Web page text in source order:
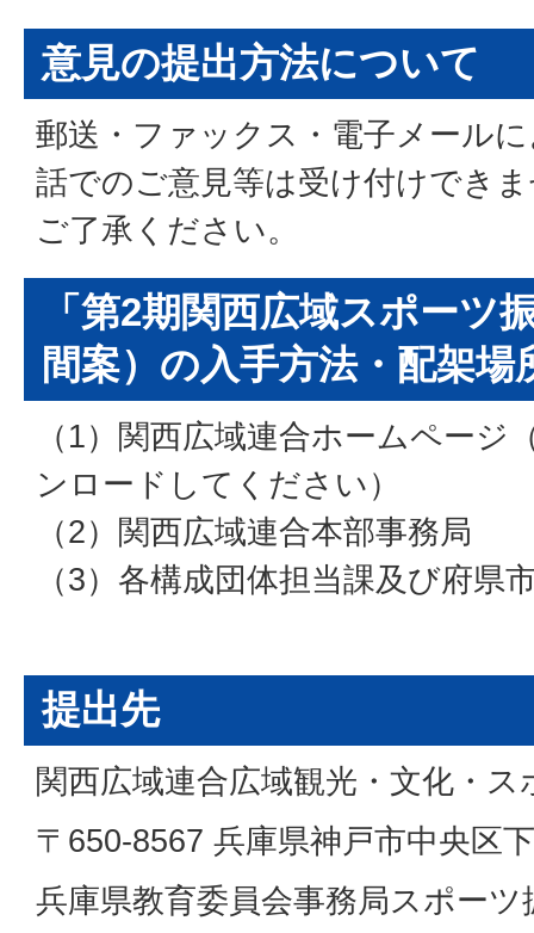
意見の提出方法について
郵送・ファックス・電子メール
話でのご意見等は受け付けでき
ご了承ください。
「第2期関西広域スポーツ
間案）の入手方法・配架場
（1）関西広域連合ホームペー
ンロードしてください）
（2）関西広域連合本部事務局
（3）各構成団体担当課及び府県
提出先
関西広域連合広域観光・文化・
〒650-8567 兵庫県神戸市中央区
兵庫県教育委員会事務局スポーツ